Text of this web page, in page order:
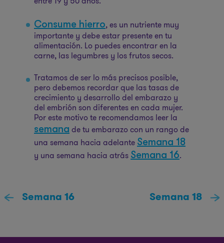
Consume hierro, es un nutriente muy
importante y debe estar presente en tu
alimentación. Lo puedes encontrar en la
carne, las legumbres y los frutos secos.
Tratamos de ser lo más precisos posible,
pero debemos recordar que las tasas de
crecimiento y desarrollo del embarazo y
del embrión son diferentes en cada mujer.
Por este motivo te recomendamos leer la
semana de tu embarazo con un rango de
una semana hacia adelante Semana 18
y una semana hacia atrás Semana 16.
Semana 16 Semana 18